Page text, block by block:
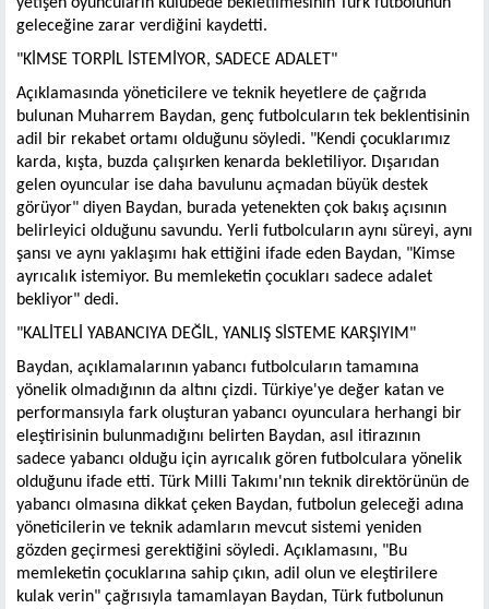
geleceğine zarar verdiğini kaydetti.
"KİMSE TORPİL İSTEMİYOR, SADECE ADALET"
Açıklamasında yöneticilere ve teknik heyetlere de çağrıda
bulunan Muharrem Baydan, genç futbolcuların tek beklentisinin
adil bir rekabet ortamı olduğunu söyledi. "Kendi çocuklarımız
karda, kışta, buzda çalışırken kenarda bekletiliyor. Dışarıdan
gelen oyuncular ise daha bavulunu açmadan büyük destek
görüyor" diyen Baydan, burada yetenekten çok bakış açısının
belirleyici olduğunu savundu. Yerli futbolcuların aynı süreyi, aynı
şansı ve aynı yaklaşımı hak ettiğini ifade eden Baydan, "Kimse
ayrıcalık istemiyor. Bu memleketin çocukları sadece adalet
bekliyor" dedi.
"KALİTELİ YABANCIYA DEĞİL, YANLIŞ SİSTEME KARŞIYIM"
Baydan, açıklamalarının yabancı futbolcuların tamamına
yönelik olmadığının da altını çizdi. Türkiye'ye değer katan ve
performansıyla fark oluşturan yabancı oyunculara herhangi bir
eleştirisinin bulunmadığını belirten Baydan, asıl itirazının
sadece yabancı olduğu için ayrıcalık gören futbolculara yönelik
olduğunu ifade etti. Türk Milli Takımı'nın teknik direktörünün de
yabancı olmasına dikkat çeken Baydan, futbolun geleceği adına
yöneticilerin ve teknik adamların mevcut sistemi yeniden
gözden geçirmesi gerektiğini söyledi. Açıklamasını, "Bu
memleketin çocuklarına sahip çıkın, adil olun ve eleştirilere
kulak verin" çağrısıyla tamamlayan Baydan, Türk futbolunun